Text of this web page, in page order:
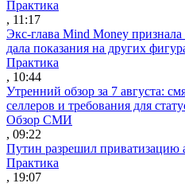
Практика
, 11:17
Экс-глава Mind Money
дала показания на других
Практика
, 10:44
Утренний обзор за 7 августа:
селлеров и требования для
Обзор СМИ
, 09:22
Путин разрешил приватизацию
Практика
, 19:07